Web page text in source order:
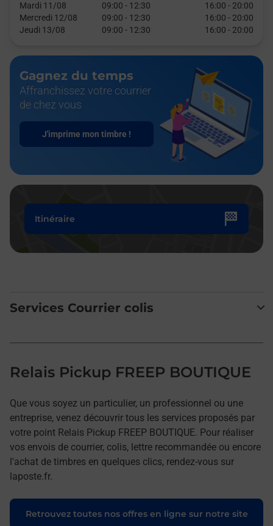
Mardi 11/08
09:00 - 12:30 16:00 - 20:00
Mercredi 12/08
09:00 - 12:30 16:00 - 20:00
Jeudi 13/08
09:00 - 12:30 16:00 - 20:00
Gagnez du temps
Affranchissez votre courrier
de chez vous
J'imprime mon timbre !
Itinéraire
Services Courrier colis
Relais Pickup FREEP BOUTIQUE
Que vous soyez un particulier, un professionnel ou une
entreprise, venez découvrir tous les services proposés par
votre point Relais Pickup FREEP BOUTIQUE. Pour réaliser
vos envois de courrier, colis, lettre recommandée ou encore
l'achat de timbres en quelques clics, rendez-vous sur
laposte.fr.
Retrouvez toutes nos offres en ligne sur notre site